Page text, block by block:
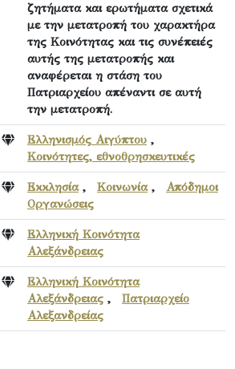
ζητήματα και ερωτήματα σχετικά
με την μετατροπή του χαρακτήρα
της Κοινότητας και τις συνέπειές
αυτής της μετατροπής και
αναφέρεται η στάση του
Πατριαρχείου απέναντι σε αυτή
την μετατροπή.
Ελληνισμός Αιγύπτου ,
Κοινότητες, εθνοθρησκευτικές
Εκκλησία, Κοινωνία, Απόδημοι
Οργανώσεις
Ελληνική Κοινότητα
Αλεξάνδρειας
Ελληνική Κοινότητα
Αλεξάνδρειας , Πατριαρχείο
Αλεξανδρείας